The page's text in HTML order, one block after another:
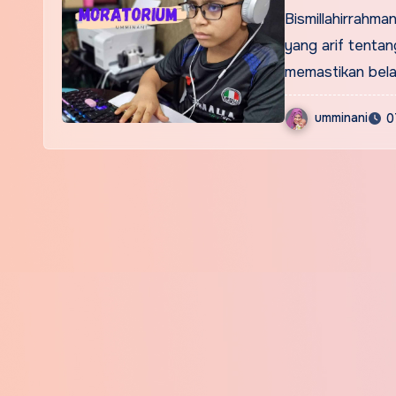
yang arif
memastikan
umminani